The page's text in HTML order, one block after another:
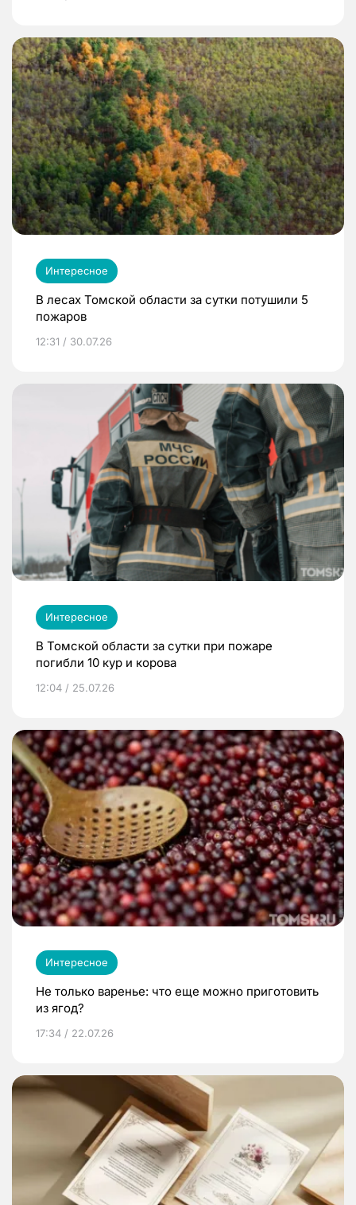
Интересное
В лесах Томской области за сутки потушили 5
пожаров
12:31 / 30.07.26
Интересное
В Томской области за сутки при пожаре
погибли 10 кур и корова
12:04 / 25.07.26
Интересное
Не только варенье: что еще можно приготовить
из ягод?
17:34 / 22.07.26